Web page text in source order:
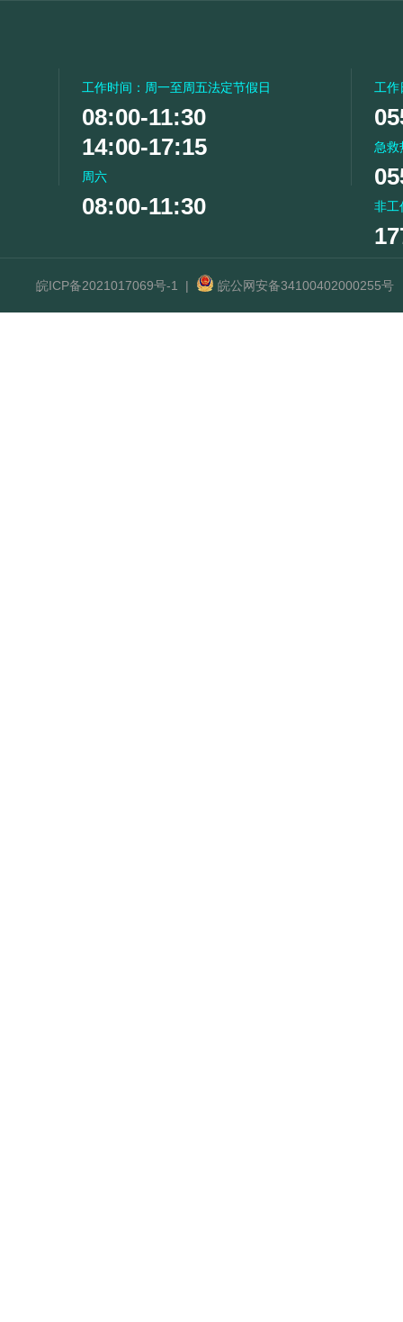
工作时间：周一至周五法定节假日
08:00-11:30
14:00-17:15
周六
08:00-11:30
工作
急救
非工
皖ICP备2021017069号-1 | 皖公网安备34100402000255号